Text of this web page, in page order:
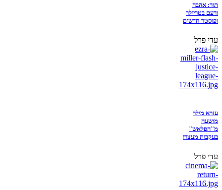
תור: אהבה
ורעם בטריילר
ופוסטר חדשים
עדי פרל
עזרא מילר
מושעה
מ"הפלאש"
בעקבות מעצרו
עדי פרל